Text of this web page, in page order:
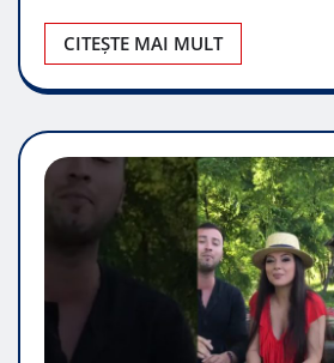
CITEȘTE MAI MULT